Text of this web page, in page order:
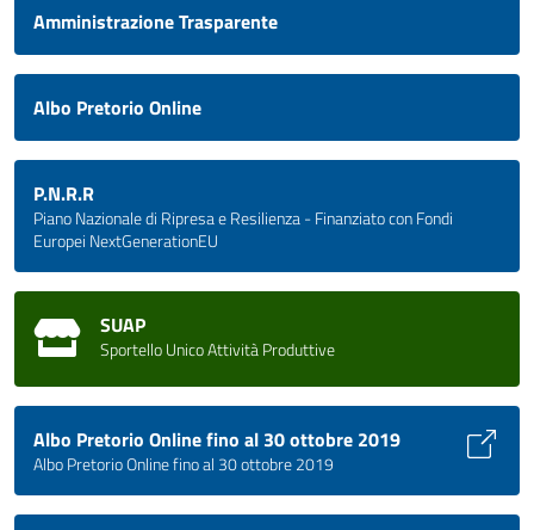
Amministrazione Trasparente
Albo Pretorio Online
P.N.R.R
Piano Nazionale di Ripresa e Resilienza - Finanziato con Fondi
Europei NextGenerationEU
SUAP
Sportello Unico Attività Produttive
Albo Pretorio Online fino al 30 ottobre 2019
Albo Pretorio Online fino al 30 ottobre 2019